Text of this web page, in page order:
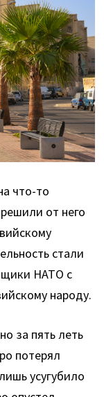
что-то
от него
стали
НАТО с
народу.
за пять леть
потерял
усугубило